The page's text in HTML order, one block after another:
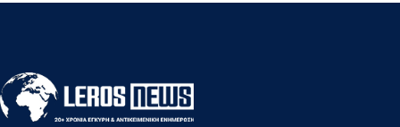
παιδιά
Δήμαρχο και